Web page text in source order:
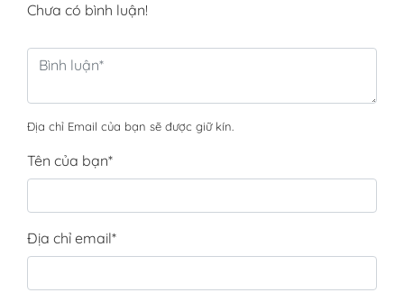
Chưa có bình luận!
Địa chỉ Email của bạn sẽ được giữ kín.
Tên của bạn*
Địa chỉ email*